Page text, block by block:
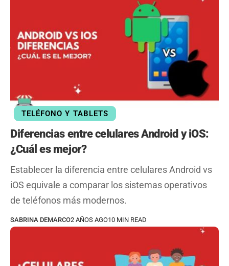
TELÉFONO Y TABLETS
Diferencias entre celulares Android y iOS:
¿Cuál es mejor?
Establecer la diferencia entre celulares Android vs
iOS equivale a comparar los sistemas operativos
de teléfonos más modernos.
SABRINA DEMARCO2 AÑOS AGO10 MIN READ